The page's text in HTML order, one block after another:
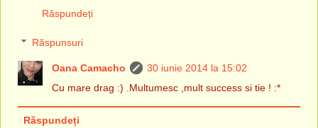
Răspundeți
Răspunsuri
Oana Camacho
30 iunie 2014 la 15:02
Cu mare drag :) .Multumesc ,mult success si tie ! :*
Răspundeți